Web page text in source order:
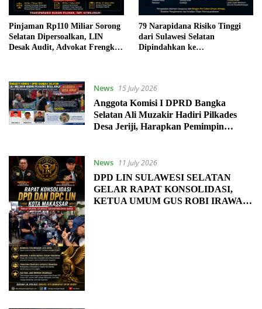
Pinjaman Rp110 Miliar Sorong
Selatan Dipersoalkan, LIN
Desak Audit, Advokat Frengky
79 Narapidana Risiko Tinggi
dari Sulawesi Selatan
Dipindahkan ke
News
15 July 2026
Anggota Komisi I DPRD Bangka
Selatan Ali Muzakir Hadiri Pilkades
Desa Jeriji, Harapkan Pemimpin
News
11 July 2026
DPD LIN SULAWESI SELATAN
GELAR RAPAT KONSOLIDASI,
KETUA UMUM GUS ROBI IRAWAN